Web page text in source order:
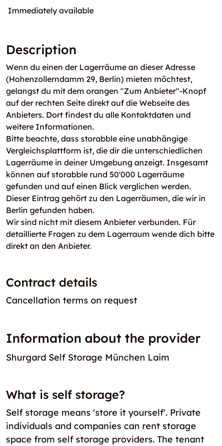
Immediately available
Description
Wenn du einen der Lagerräume an dieser Adresse
(Hohenzollerndamm 29, Berlin) mieten möchtest,
gelangst du mit dem orangen "Zum Anbieter"-Knopf
auf der rechten Seite direkt auf die Webseite des
Anbieters. Dort findest du alle Kontaktdaten und
weitere Informationen.
Bitte beachte, dass storabble eine unabhängige
Vergleichsplattform ist, die dir die unterschiedlichen
Lagerräume in deiner Umgebung anzeigt. Insgesamt
können auf storabble rund 50'000 Lagerräume
gefunden und auf einen Blick verglichen werden.
Dieser Eintrag gehört zu den Lagerräumen, die wir in
Berlin gefunden haben.
Wir sind nicht mit diesem Anbieter verbunden. Für
detaillierte Fragen zu dem Lagerraum wende dich bitte
direkt an den Anbieter.
Contract details
Cancellation terms on request
Information about the provider
Shurgard Self Storage München Laim
What is self storage?
Self storage means 'store it yourself'. Private
individuals and companies can rent storage
space from self storage providers. The tenant